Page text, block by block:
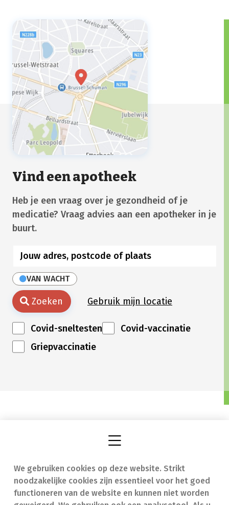
We gebruiken cookies op deze website. Strikt
noodzakelijke cookies zijn essentieel voor het goed
functioneren van de website en kunnen niet worden
Vind een apotheek
Heb je een vraag over je gezondheid of je
medicatie? Vraag advies aan een apotheker in je
buurt.
VAN WACHT
Zoeken Gebruik mijn locatie
Covid-sneltesten
Covid-vaccinatie
Griepvaccinatie
Vind een apotheek
Onze expertise
In geval van nood
Contact